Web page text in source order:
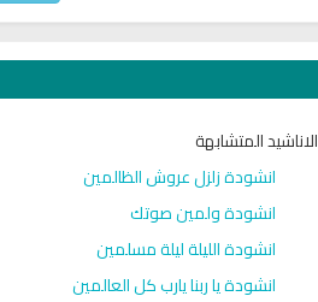
الاناشيد المتشابهة
انشودة زلزل عروش الظالمين
انشودة ولمين صوتك
انشودة الليلة ليلة مسلمين
انشودة يا ربنا يارب كل العالمين